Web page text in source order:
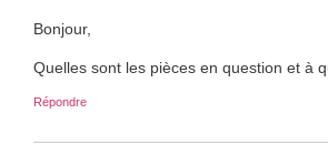
Bonjour,
Quelles sont les pièces en question et à
Répondre